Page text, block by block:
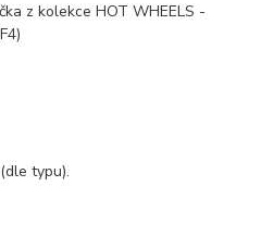
z kolekce HOT WHEELS -
typu).